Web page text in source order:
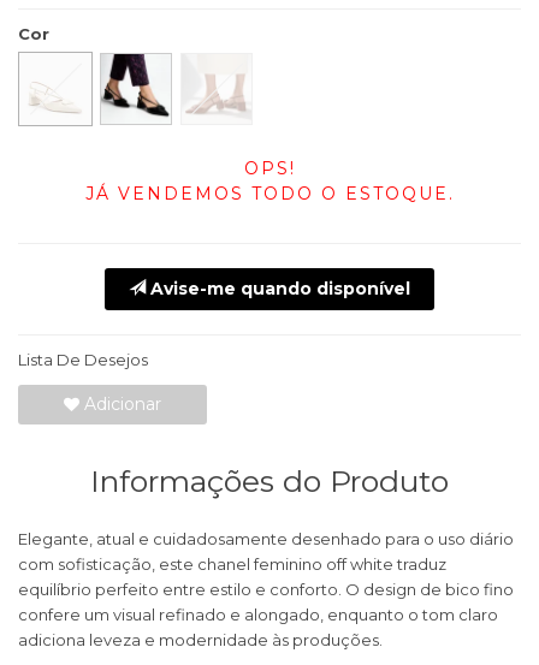
Cor
OPS!
JÁ VENDEMOS TODO O ESTOQUE.
Avise-me quando disponível
Lista De Desejos
Adicionar
Informações do Produto
Elegante, atual e cuidadosamente desenhado para o uso diário
com sofisticação, este chanel feminino off white traduz
equilíbrio perfeito entre estilo e conforto. O design de bico fino
confere um visual refinado e alongado, enquanto o tom claro
adiciona leveza e modernidade às produções.